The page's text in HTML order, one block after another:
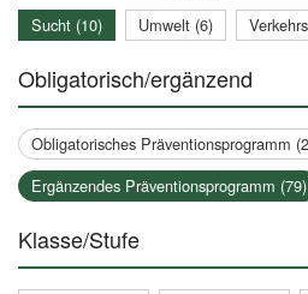
Sucht (10)
Umwelt (6)
Obligatorisch/ergänzend
Obligatorisches Präventionsprogramm
Ergänzendes Präventionsprogramm (79)
Klasse/Stufe